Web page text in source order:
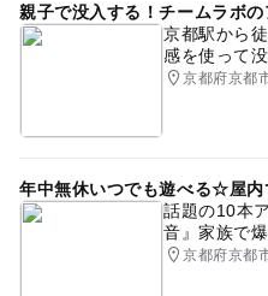
近くの駅
親子で没入する！チームラボ
京都駅から
感を使って
京都府京都
年中無休いつでも遊べる☆屋内
話題の10本
音』家族で
京都府京都